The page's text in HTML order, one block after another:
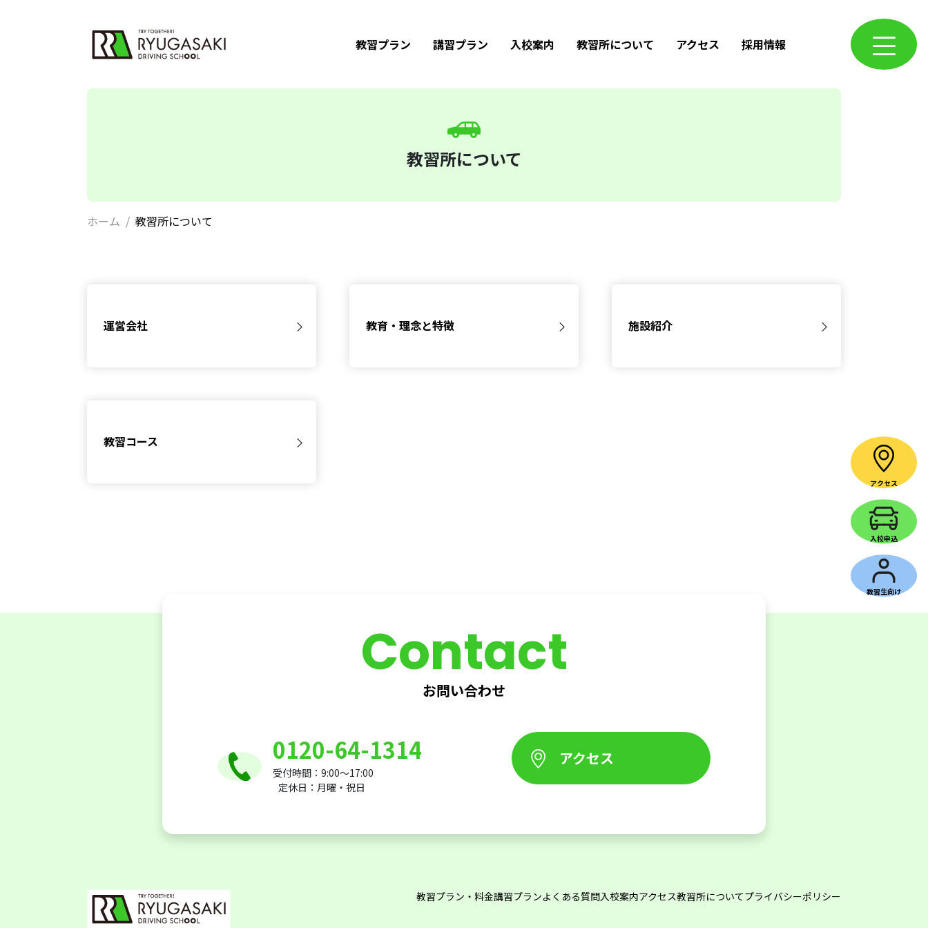
教習プラン 講習プラン 入校案内 教習所について アクセス 採用情報
アクセス
入校申込
教習生向け
教習所について
ホーム 教習所について
運営会社 教育・理念と特徴 施設紹介
教習コース
Contact
お問い合わせ
0120-64-1314
受付時間：9:00～17:00
定休日：月曜・祝日
アクセス
教習プラン・料金講習プランよくある質問入校案内アクセス教習所についてプライバシーポリシー